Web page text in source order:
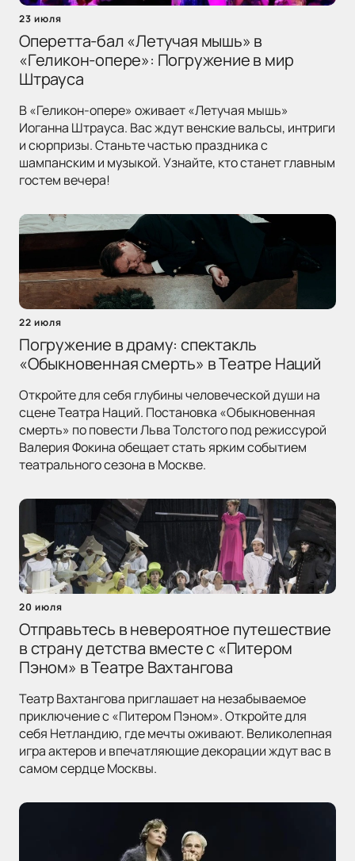
23 июля
Оперетта-бал «Летучая мышь» в
«Геликон-опере»: Погружение в мир
Штрауса
В «Геликон-опере» оживает «Летучая мышь»
Иоганна Штрауса. Вас ждут венские вальсы, интриги
и сюрпризы. Станьте частью праздника с
шампанским и музыкой. Узнайте, кто станет главным
гостем вечера!
22 июля
Погружение в драму: спектакль
«Обыкновенная смерть» в Театре Наций
Откройте для себя глубины человеческой души на
сцене Театра Наций. Постановка «Обыкновенная
смерть» по повести Льва Толстого под режиссурой
Валерия Фокина обещает стать ярким событием
театрального сезона в Москве.
20 июля
Отправьтесь в невероятное путешествие
в страну детства вместе с «Питером
Пэном» в Театре Вахтангова
Театр Вахтангова приглашает на незабываемое
приключение с «Питером Пэном». Откройте для
себя Нетландию, где мечты оживают. Великолепная
игра актеров и впечатляющие декорации ждут вас в
самом сердце Москвы.